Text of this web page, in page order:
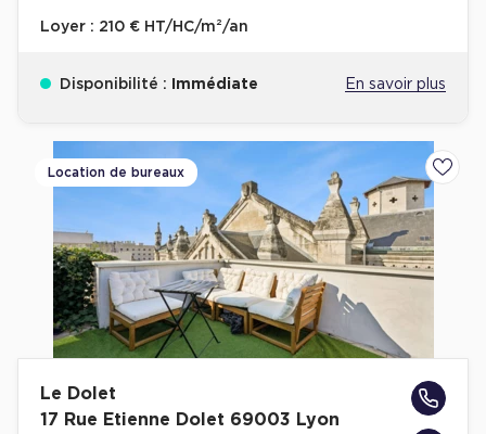
Loyer : 210 € HT/HC/m²/an
Disponibilité : Immédiate En savoir plus
Location de bureaux
Le Dolet
17 Rue Etienne Dolet 69003 Lyon